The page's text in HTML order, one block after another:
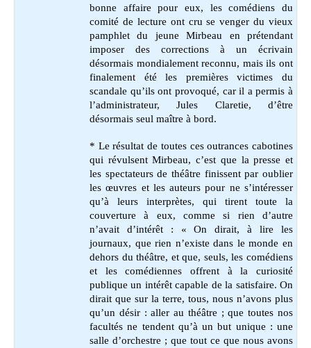
bonne affaire pour eux, les comédiens du
comité de lecture ont cru se venger du vieux
pamphlet du jeune Mirbeau en prétendant
imposer des corrections à un écrivain
désormais mondialement reconnu, mais ils ont
finalement été les premières victimes du
scandale qu’ils ont provoqué, car il a permis à
l’administrateur, Jules Claretie, d’être
désormais seul maître à bord.
* Le résultat de toutes ces outrances cabotines
qui révulsent Mirbeau, c’est que la presse et
les spectateurs de théâtre finissent par oublier
les œuvres et les auteurs pour ne s’intéresser
qu’à leurs interprètes, qui tirent toute la
couverture à eux, comme si rien d’autre
n’avait d’intérêt : «
On dirait, à lire les
journaux, que rien n’existe dans le monde en
dehors du théâtre, et que, seuls, les comédiens
et les comédiennes offrent à la curiosité
publique un intérêt capable de la satisfaire. On
dirait que sur la terre, tous, nous n’avons plus
qu’un désir : aller au théâtre ; que toutes nos
facultés ne tendent qu’à un but unique : une
salle d’orchestre ; que tout ce que nous avons